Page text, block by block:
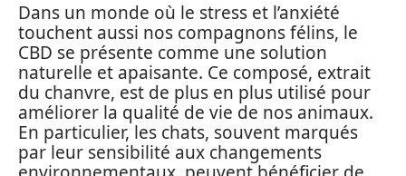
Dans un monde où le stress et l’anxiété
touchent aussi nos compagnons félins, le
CBD se présente comme une solution
naturelle et apaisante. Ce composé, extrait
du chanvre, est de plus en plus utilisé pour
améliorer la qualité de vie de nos animaux.
En particulier, les chats, souvent marqués
par leur sensibilité aux changements